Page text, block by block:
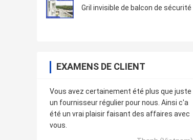
Gril invisible de balcon de sécurité
EXAMENS DE CLIENT
Vous avez certainement été plus que juste
un fournisseur régulier pour nous. Ainsi c'a
été un vrai plaisir faisant des affaires avec
vous.